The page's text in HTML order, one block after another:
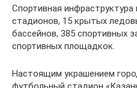
Спортивная
стадионов, 15 крытых
бассейнов, 385 спортивных
спортивных площадкок.
Настоящим украшением